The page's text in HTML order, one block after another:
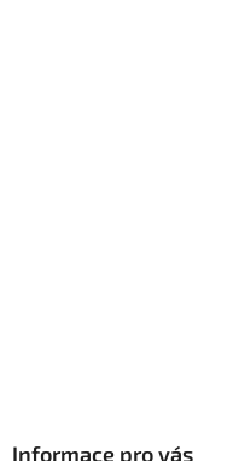
Informace pro vás